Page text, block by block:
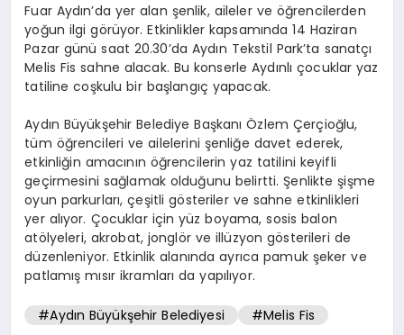
Fuar Aydın’da yer alan şenlik, aileler ve öğrencilerden
yoğun ilgi görüyor. Etkinlikler kapsamında 14 Haziran
Pazar günü saat 20.30’da Aydın Tekstil Park’ta sanatçı
Melis Fis sahne alacak. Bu konserle Aydınlı çocuklar yaz
tatiline coşkulu bir başlangıç yapacak.
Aydın Büyükşehir Belediye Başkanı Özlem Çerçioğlu,
tüm öğrencileri ve ailelerini şenliğe davet ederek,
etkinliğin amacının öğrencilerin yaz tatilini keyifli
geçirmesini sağlamak olduğunu belirtti. Şenlikte şişme
oyun parkurları, çeşitli gösteriler ve sahne etkinlikleri
yer alıyor. Çocuklar için yüz boyama, sosis balon
atölyeleri, akrobat, jonglör ve illüzyon gösterileri de
düzenleniyor. Etkinlik alanında ayrıca pamuk şeker ve
patlamış mısır ikramları da yapılıyor.
#Aydın Büyükşehir Belediyesi #Melis Fis